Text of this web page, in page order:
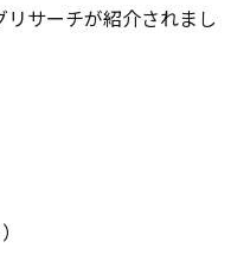
サーチが紹介されまし